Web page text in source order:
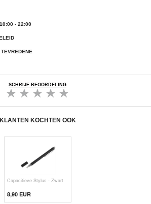
- 22:00
SCHRIJF BEOORDELING
KLANTEN KOCHTEN OOK
Capacitieve Stylus - Zwart
8,90 EUR